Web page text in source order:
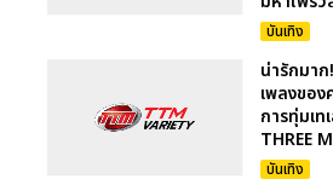
บันเทิง
น่ารักมา
เพลงขอ
การทุ่มเท
THREE
บันเทิง